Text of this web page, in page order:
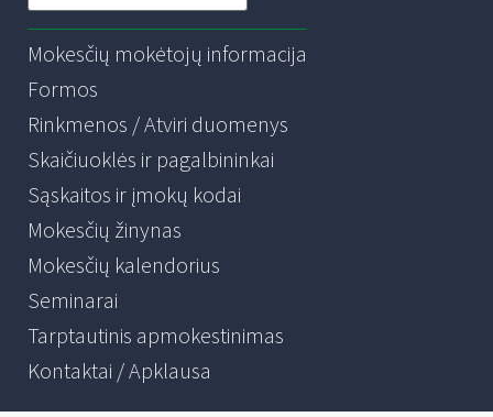
Mokesčių mokėtojų informacija
Formos
Rinkmenos / Atviri duomenys
Skaičiuoklės ir pagalbininkai
Sąskaitos ir įmokų kodai
Mokesčių žinynas
Mokesčių kalendorius
Seminarai
Tarptautinis apmokestinimas
Kontaktai / Apklausa